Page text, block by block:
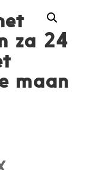
za 24
maan